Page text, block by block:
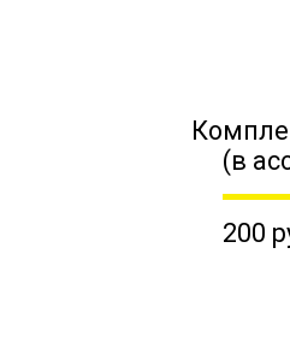
(в
200